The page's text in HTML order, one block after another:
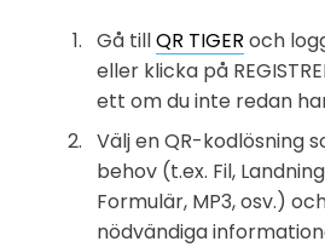
Gå tillQR TIGER och
eller klicka på
ett om du inte redan
Välj en QR-kodlösning
behov (t.ex. Fil,
Formulär, MP3, osv.)
nödvändiga